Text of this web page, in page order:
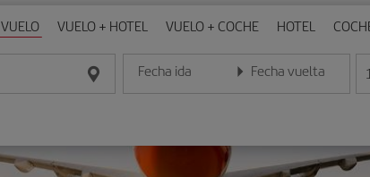
VUELO VUELO + HOTEL VUELO + COCHE HOTEL
Fecha ida
Introduce la fecha en formato día/mes/año
Fecha vuelta
Introduce la fecha en 1